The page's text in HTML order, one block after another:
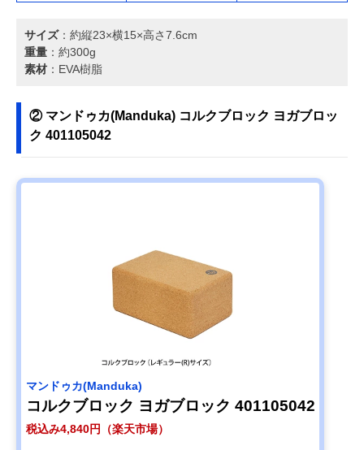
サイズ：約縦23×横15×高さ7.6cm
重量 ：約300g
素材 ：EVA樹脂
② マンドゥカ(Manduka) コルクブロック ヨガブロッ
ク 401105042
マンドゥカ(Manduka)
コルクブロック ヨガブロック 401105042
税込み4,840円（楽天市場）